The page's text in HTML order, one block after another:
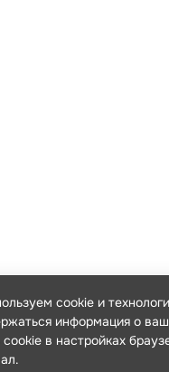
cookie и
информация о
в настройках